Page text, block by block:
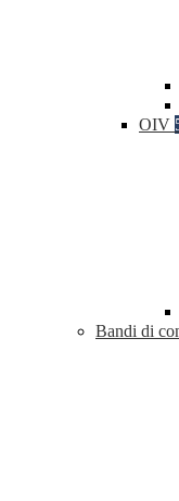
OIV
Bandi di